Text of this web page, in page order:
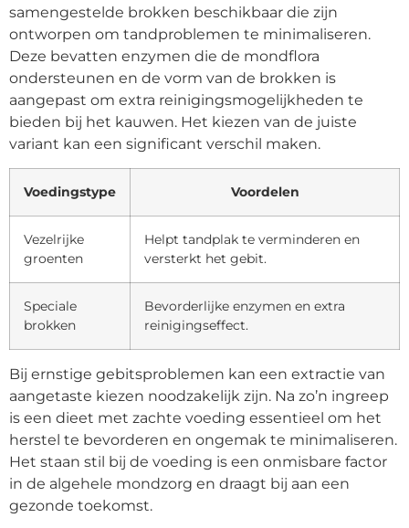
samengestelde brokken beschikbaar die zijn
ontworpen om tandproblemen te minimaliseren.
Deze bevatten enzymen die de mondflora
ondersteunen en de vorm van de brokken is
aangepast om extra reinigingsmogelijkheden te
bieden bij het kauwen. Het kiezen van de juiste
variant kan een significant verschil maken.
Voedingstype Voordelen
Vezelrijke
groenten
Helpt tandplak te verminderen en
versterkt het gebit.
Speciale
brokken
Bevorderlijke enzymen en extra
reinigingseffect.
Bij ernstige gebitsproblemen kan een extractie van
aangetaste kiezen noodzakelijk zijn. Na zo’n ingreep
is een dieet met zachte voeding essentieel om het
herstel te bevorderen en ongemak te minimaliseren.
Het staan stil bij de voeding is een onmisbare factor
in de algehele mondzorg en draagt bij aan een
gezonde toekomst.